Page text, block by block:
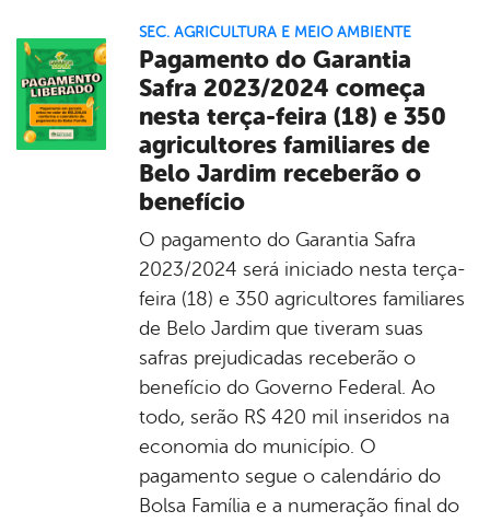
SEC. AGRICULTURA E MEIO AMBIENTE
Pagamento do Garantia
Safra 2023/2024 começa
nesta terça-feira (18) e 350
agricultores familiares de
Belo Jardim receberão o
benefício
O pagamento do Garantia Safra
2023/2024 será iniciado nesta terça-
feira (18) e 350 agricultores familiares
de Belo Jardim que tiveram suas
safras prejudicadas receberão o
benefício do Governo Federal. Ao
todo, serão R$ 420 mil inseridos na
economia do município. O
pagamento segue o calendário do
Bolsa Família e a numeração final do